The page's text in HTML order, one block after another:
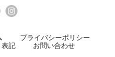
プライバシーポリシー
記
お問い合わせ